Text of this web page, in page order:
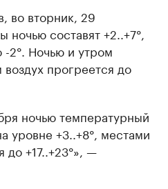
во вторник, 29
ночью составят +2..+7°,
-2°. Ночью и утром
прогреется до
ночью температурный
уровне +3..+8°, местами
до +17..+23°», —